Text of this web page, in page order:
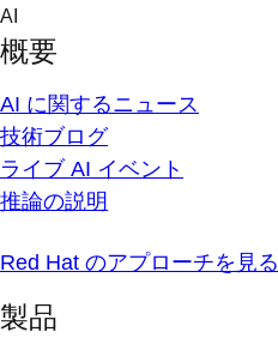
Skip
content
AI
概要
AI に関するニュース
技術ブログ
ライブ AI イベント
推論の説明
Red Hat のアプローチを見る
製品